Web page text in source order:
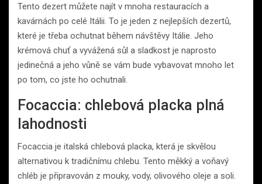
Tento dezert můžete najít v mnoha restauracích a
kavárnách po celé Itálii. To je jeden z nejlepších dezertů,
které je třeba ochutnat během návštěvy Itálie. Jeho
krémová chuť a vyvážená sůl a sladkost je naprosto
jedinečná a jeho vůně se vám bude vybavovat mnoho let
po tom, co jste ho ochutnali.
Focaccia: chlebová placka plná
lahodnosti
Focaccia je italská chlebová placka, která je skvělou
alternativou k tradičnímu chlebu. Tento měkký a voňavý
chléb je připravován z mouky, vody, olivového oleje a soli.